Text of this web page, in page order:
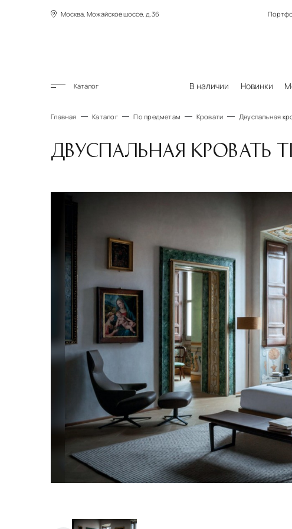
Москва, Можайское шоссе, д.36
Каталог В наличии Новинки
Главная Каталог По предметам Кровати Двуспальная
ДВУСПАЛЬНАЯ КРОВАТЬ